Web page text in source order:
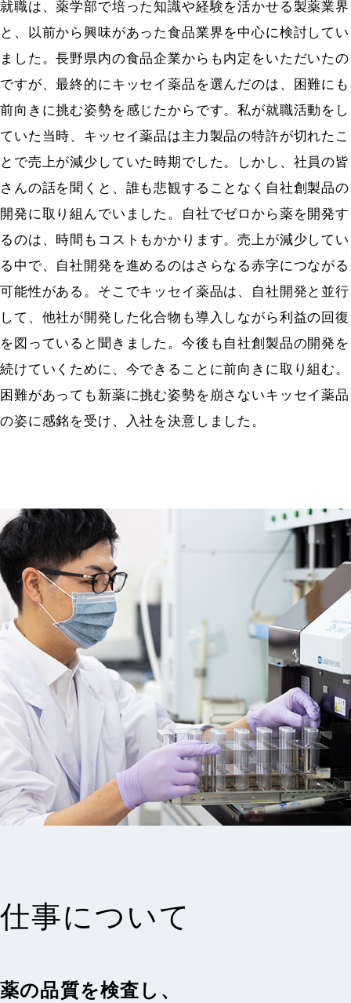
就職は、薬学部で培った知識や経験を活かせる製薬業界
と、以前から興味があった食品業界を中心に検討してい
ました。長野県内の食品企業からも内定をいただいたの
ですが、最終的にキッセイ薬品を選んだのは、困難にも
前向きに挑む姿勢を感じたからです。私が就職活動をし
ていた当時、キッセイ薬品は主力製品の特許が切れたこ
とで売上が減少していた時期でした。しかし、社員の皆
さんの話を聞くと、誰も悲観することなく自社創製品の
開発に取り組んでいました。自社でゼロから薬を開発す
るのは、時間もコストもかかります。売上が減少してい
る中で、自社開発を進めるのはさらなる赤字につながる
可能性がある。そこでキッセイ薬品は、自社開発と並行
して、他社が開発した化合物も導入しながら利益の回復
を図っていると聞きました。今後も自社創製品の開発を
続けていくために、今できることに前向きに取り組む。
困難があっても新薬に挑む姿勢を崩さないキッセイ薬品
の姿に感銘を受け、入社を決意しました。
仕事について
薬の品質を検査し、